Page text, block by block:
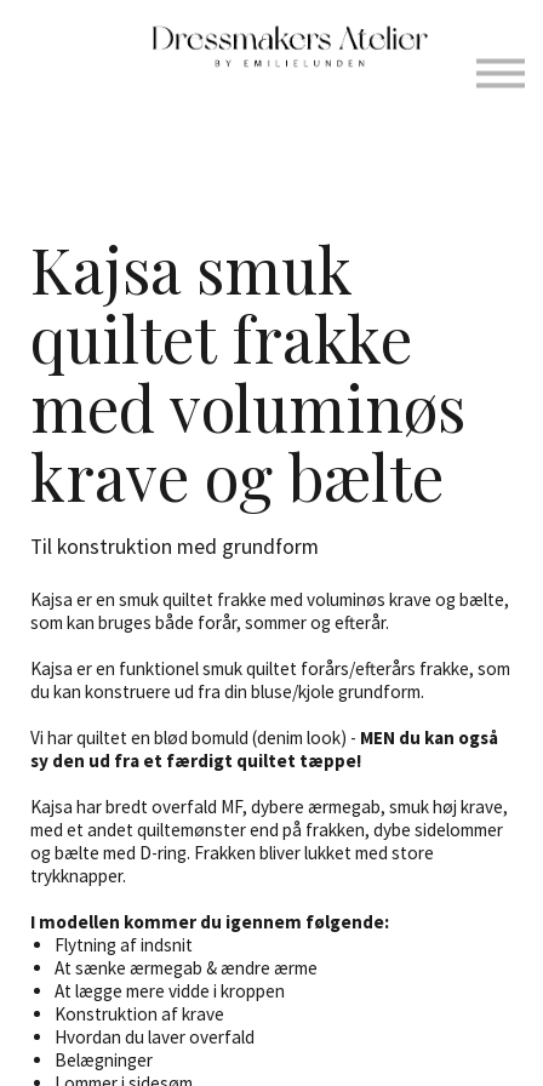
Om
Bliv Creator
Kajsa smuk
quiltet frakke
med voluminøs
krave og bælte
Til konstruktion med grundform
Kajsa er en smuk quiltet frakke med voluminøs krave og bælte,
som kan bruges både forår, sommer og efterår.
Kajsa er en funktionel smuk quiltet forårs/efterårs frakke, som
du kan konstruere ud fra din bluse/kjole grundform.
Vi har quiltet en blød bomuld (denim look) - MEN du kan også
sy den ud fra et færdigt quiltet tæppe!
Kajsa har bredt overfald MF, dybere ærmegab, smuk høj krave,
med et andet quiltemønster end på frakken, dybe sidelommer
og bælte med D-ring. Frakken bliver lukket med store
trykknapper.
I modellen kommer du igennem følgende:
Flytning af indsnit
At sænke ærmegab & ændre ærme
At lægge mere vidde i kroppen
Konstruktion af krave
Hvordan du laver overfald
Belægninger